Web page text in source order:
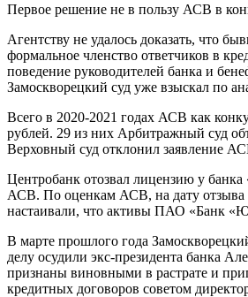
Первое решение не в пользу АСВ в
Агентству не удалось доказать, что
формальное членство ответчиков в
поведение руководителей банка и
Замоскворецкий суд уже взыскал по
Всего в 2020-2021 годах АСВ как
рублей. 29 из них Арбитражный суд
Верховный суд отклонил заявление
Центробанк отозвал лицензию у
АСВ. По оценкам АСВ, на дату отзыва
настаивали, что активы ПАО «Банк
В марте прошлого года
делу осудили экс-президента банка
признаны виновными в растрате и
кредитных договоров советом